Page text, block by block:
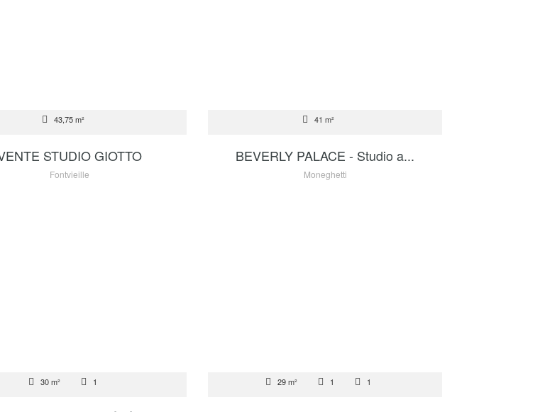
43,75 m²
STUDIO GIOTTO
Fontvieille
41 m²
BEVERLY PALACE - Studio a...
Moneghetti
30 m² 1 29 m² 1 1